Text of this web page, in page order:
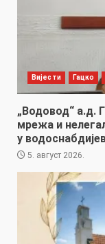
Вијести Гацко
„Водовод“ а.д.
мрежа и
у
5. август 2026.